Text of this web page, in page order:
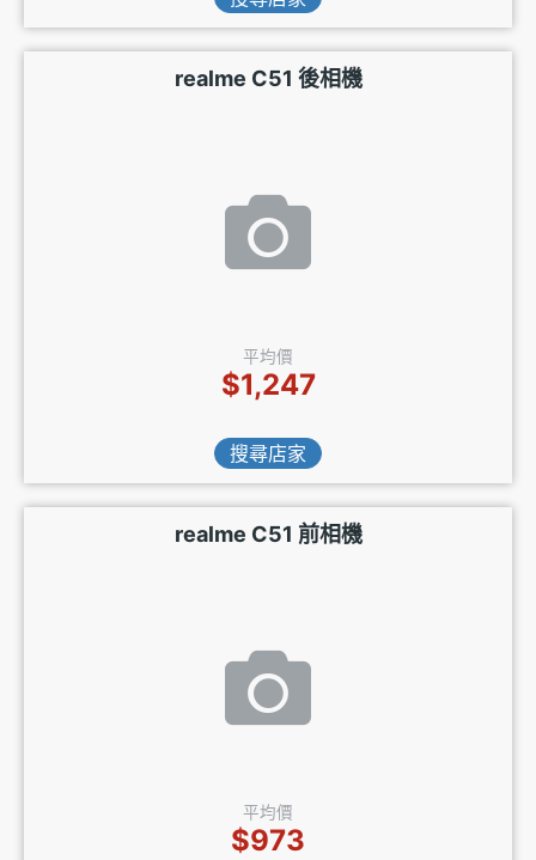
realme C51 後相機
平均價
$1,247
搜尋店家
realme C51 前相機
平均價
$973